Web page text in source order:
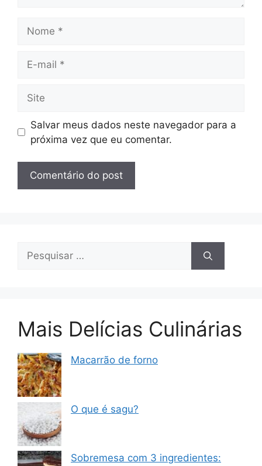
mail
Salvar meus dados neste navegador para a
próxima vez que eu comentar.
Pesquisar
Mais Delícias Culinárias
Macarrão de forno
O que é sagu?
Sobremesa com 3 ingredientes: